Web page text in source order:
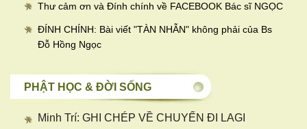
Thư cảm ơn và Đính chính về FACEBOOK Bác sĩ NGỌC
ĐÍNH CHÍNH: Bài viết "TÀN NHẪN" không phải của Bs
Đỗ Hồng Ngọc
PHẬT HỌC & ĐỜI SỐNG
Minh Trí: GHI CHÉP VỀ CHUYẾN ĐI LAGI